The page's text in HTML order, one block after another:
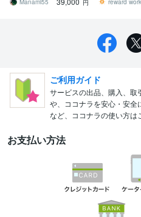
Manami55
円
reward
ご利用ガイド
サービスの出品、購入、取
や、ココナラを安心・安全
など、ココナラの使い方は
お支払い方法